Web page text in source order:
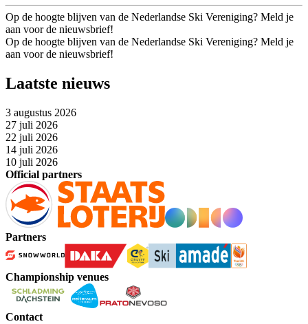
Op de hoogte blijven van de Nederlandse Ski Vereniging? Meld je
aan voor de nieuwsbrief!
Op de hoogte blijven van de Nederlandse Ski Vereniging? Meld je
aan voor de nieuwsbrief!
Laatste nieuws
3 augustus 2026
27 juli 2026
22 juli 2026
14 juli 2026
10 juli 2026
Official partners
Partners
Championship venues
Contact